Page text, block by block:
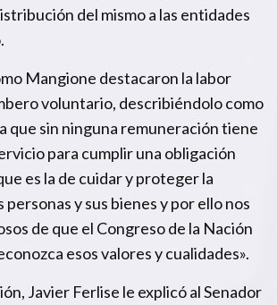
del mismo a las entidades
Mangione destacaron la labor
voluntario, describiéndolo como
que sin ninguna remuneración tiene
para cumplir una obligación
es la de cuidar y proteger la
y sus bienes y por ello nos
de que el Congreso de la Nación
esos valores y cualidades».
Javier Ferlise le explicó al Senador